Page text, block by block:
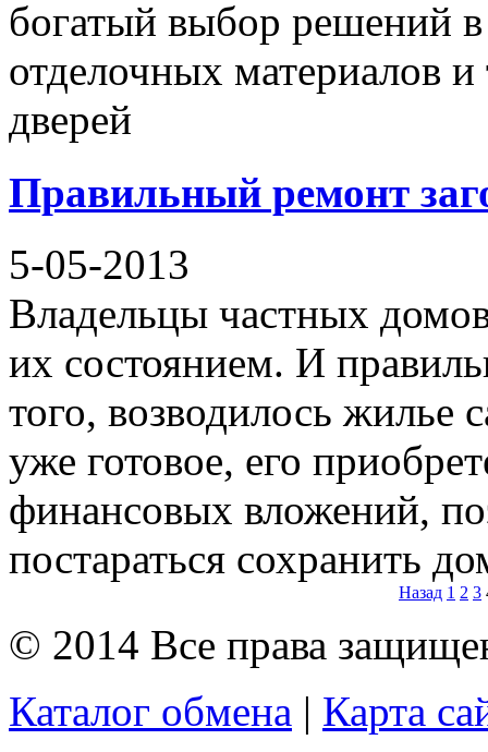
богатый выбор решений
отделочных материалов
дверей
Правильный ремонт
5-05-2013
Владельцы частных
их состоянием. И
того, возводилось жилье
уже готовое, его
финансовых вложений,
постараться сохранить
Назад 1 2 3
© 2014 Все права
Каталог обмена | Карта